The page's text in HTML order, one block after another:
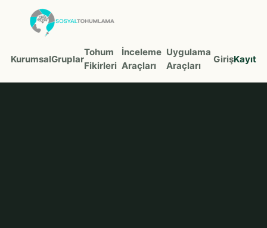
KurumsalGruplar
Tohum
Fikirleri
İnceleme
Araçları
Uygulama
Araçları
GirişKayıt